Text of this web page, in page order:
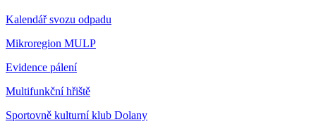
Kalendář svozu odpadu
Mikroregion MULP
Evidence pálení
Multifunkční hřiště
Sportovně kulturní klub Dolany